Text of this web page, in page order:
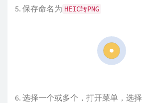
保存命名为 HEIC转PNG
选择一个或多个，打开菜单，选择